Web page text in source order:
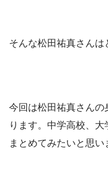
そんな松田祐真さん
今回は松田祐真さん
ります。中学高校、
まとめてみたいと思い